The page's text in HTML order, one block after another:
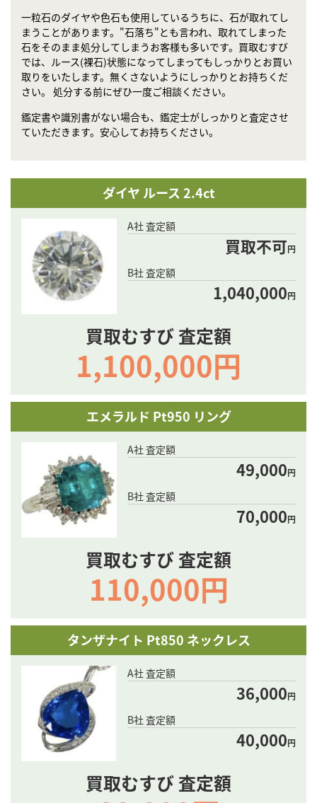
一粒石のダイヤや色石も使用しているうちに、石が取れてし
まうことがあります。"石落ち"とも言われ、取れてしまった
石をそのまま処分してしまうお客様も多いです。買取むすび
では、ルース(裸石)状態になってしまってもしっかりとお買い
取りをいたします。無くさないようにしっかりとお持ちくだ
さい。 処分する前にぜひ一度ご相談ください。
鑑定書や識別書がない場合も、鑑定士がしっかりと査定させ
ていただきます。安心してお持ちください。
ダイヤ ルース 2.4ct
A社 査定額
買取不可円
B社 査定額
1,040,000円
買取むすび 査定額
1,100,000円
エメラルド Pt950 リング
A社 査定額
49,000円
B社 査定額
70,000円
買取むすび 査定額
110,000円
タンザナイト Pt850 ネックレス
A社 査定額
36,000円
B社 査定額
40,000円
買取むすび 査定額